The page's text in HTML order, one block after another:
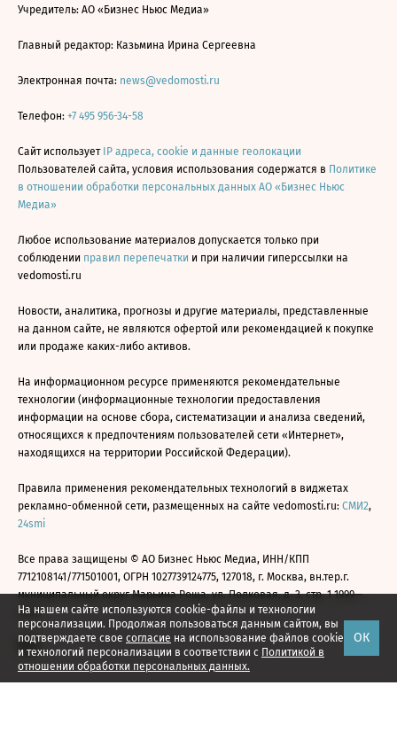
На нашем сайте используются cookie-файлы и технологии
персонализации. Продолжая пользоваться данным сайтом, вы
подтверждаете свое согласие на использование файлов cookie
и технологий персонализации в соответствии с Политикой в
отношении обработки персональных данных.
ОК
Учредитель: АО «Бизнес Ньюс Медиа»
Главный редактор: Казьмина Ирина Сергеевна
Электронная почта: news@vedomosti.ru
Телефон: +7 495 956-34-58
Сайт использует IP адреса, cookie и данные геолокации
Пользователей сайта, условия использования содержатся в Политике
в отношении обработки персональных данных АО «Бизнес Ньюс
Медиа»
Любое использование материалов допускается только при
соблюдении правил перепечатки и при наличии гиперссылки на
vedomosti.ru
Новости, аналитика, прогнозы и другие материалы, представленные
на данном сайте, не являются офертой или рекомендацией к покупке
или продаже каких-либо активов.
На информационном ресурсе применяются рекомендательные
технологии (информационные технологии предоставления
информации на основе сбора, систематизации и анализа сведений,
относящихся к предпочтениям пользователей сети «Интернет»,
находящихся на территории Российской Федерации).
Правила применения рекомендательных технологий в виджетах
рекламно-обменной сети, размещенных на сайте vedomosti.ru: СМИ2,
24smi
Все права защищены © АО Бизнес Ньюс Медиа, ИНН/КПП
7712108141/771501001, ОГРН 1027739124775, 127018, г. Москва, вн.тер.г.
муниципальный округ Марьина Роща, ул. Полковая, д. 3, стр. 1 1999—
2026